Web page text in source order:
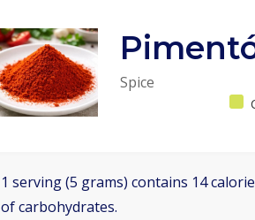
Spice
1 serving (5 grams) contains 14
of carbohydrates.